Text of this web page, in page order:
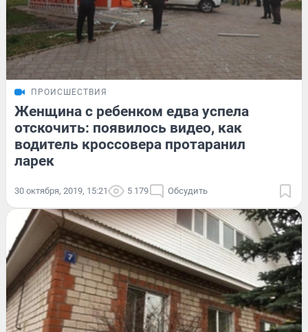
ПРОИСШЕСТВИЯ
Женщина с ребенком едва успела
отскочить: появилось видео, как
водитель кроссовера протаранил
ларек
30 октября, 2019, 15:21 5 179 Обсудить